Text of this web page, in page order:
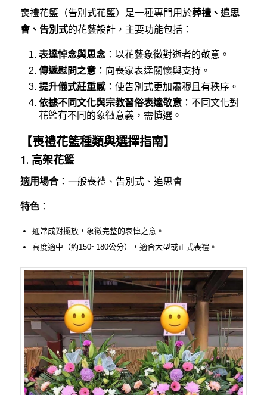
喪禮花籃（告別式花籃）是一種專門用於葬禮、追思
會、告別式的花藝設計，主要功能包括：
表達悼念與思念：以花藝象徵對逝者的敬意。
傳遞慰問之意：向喪家表達關懷與支持。
提升儀式莊重感：使告別式更加肅穆且有秩序。
依據不同文化與宗教習俗表達敬意：不同文化對
花籃有不同的象徵意義，需慎選。
【喪禮花籃種類與選擇指南】
1. 高架花籃
適用場合：一般喪禮、告別式、追思會
特色：
通常成對擺放，象徵完整的哀悼之意。
高度適中（約150~180公分），適合大型或正式喪禮。